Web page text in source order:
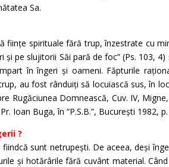
Sa.
ființe spirituale fără trup, înzestrate cu
și pe slujitorii Săi pară de foc” (Ps. 103,
în îngeri și oameni. Făpturile
au fost rânduiți să locuiască sus, în
Rugăciunea Domnească, Cuv. IV,
Ioan Buga, în “P.S.B.”, București 1982,
?
sunt netrupești. De aceea, deși
și hotărârile fără cuvânt material.